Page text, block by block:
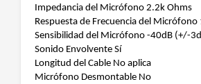
Impedancia del Micrófono 2.2k Ohms
Respuesta de Frecuencia del Micrófono
Sensibilidad del Micrófono -40dB (+/-
Sonido Envolvente Sí
Longitud del Cable No aplica
Micrófono Desmontable No